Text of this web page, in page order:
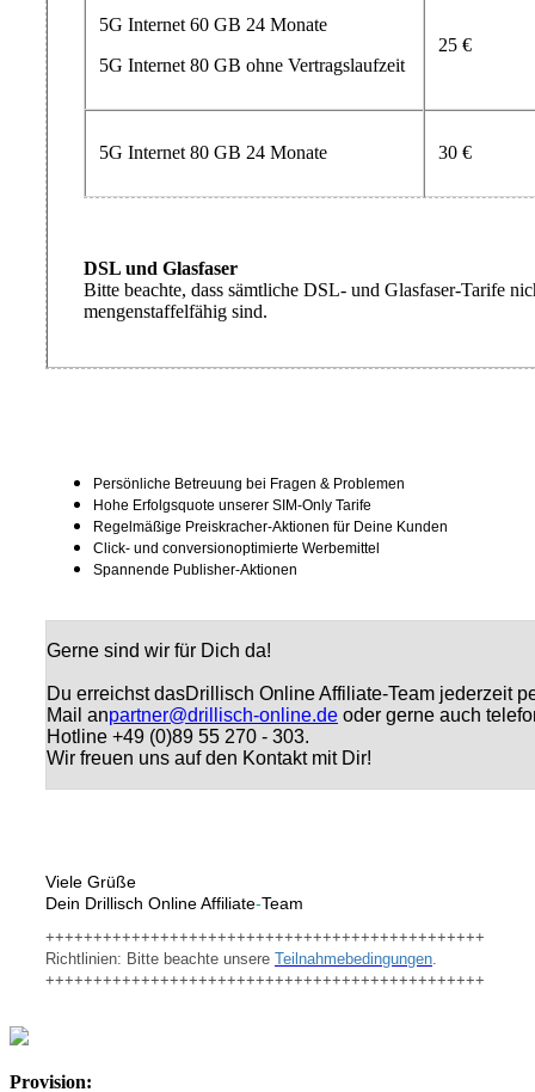
5G Internet 60 GB 24 Monate
5G Internet 80 GB ohne Vertragslaufzeit
25 €
5G Internet 80 GB 24 Monate 30 €
DSL und Glasfaser
Bitte beachte, dass sämtliche DSL- und Glasfaser-Tarife
mengenstaffelfähig sind.
Persönliche Betreuung bei Fragen & Problemen
Hohe Erfolgsquote unserer SIM-Only Tarife
Regelmäßige Preiskracher-Aktionen für Deine Kunden
Click- und conversionoptimierte Werbemittel
Spannende Publisher-Aktionen
Gerne sind wir für Dich da!
Du erreichst dasDrillisch Online Affiliate-Team jederzeit
Mail anpartner@drillisch-online.de oder gerne auch
Hotline +49 (0)89 55 270 - 303.
Wir freuen uns auf den Kontakt mit Dir!
Viele Grüße
Dein Drillisch Online Affiliate-Team
++++++++++++++++++++++++++++++++++++++++++++++
Richtlinien: Bitte beachte unsere Teilnahmebedingungen
++++++++++++++++++++++++++++++++++++++++++++++
Provision: